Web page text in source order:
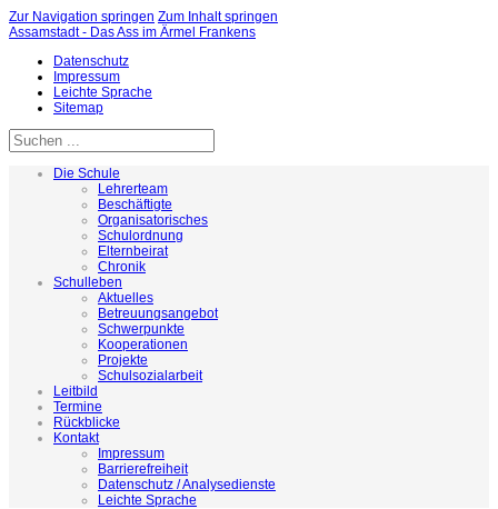
Zur Navigation springen Zum Inhalt springen
Assamstadt - Das Ass im Ärmel Frankens
Datenschutz
Impressum
Leichte Sprache
Sitemap
Die Schule
Lehrerteam
Beschäftigte
Organisatorisches
Schulordnung
Elternbeirat
Chronik
Schulleben
Aktuelles
Betreuungsangebot
Schwerpunkte
Kooperationen
Projekte
Schulsozialarbeit
Leitbild
Termine
Rückblicke
Kontakt
Impressum
Barrierefreiheit
Datenschutz / Analysedienste
Leichte Sprache